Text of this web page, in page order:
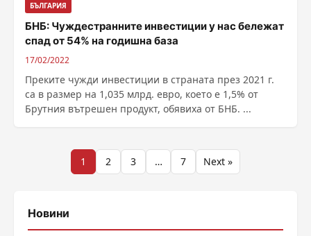
БЪЛГАРИЯ
БНБ: Чуждестранните инвестиции у нас бележат
спад от 54% на годишна база
17/02/2022
Преките чужди инвестиции в страната през 2021 г.
са в размер на 1,035 млрд. евро, което е 1,5% от
Брутния вътрешен продукт, обявиха от БНБ. ...
Разделяне
публикациите
1 2 3 … 7 Next »
Новини